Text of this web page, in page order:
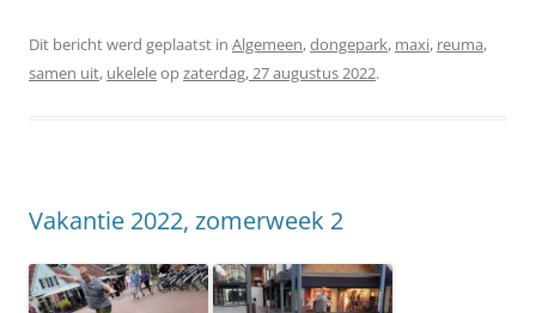
Dit bericht werd geplaatst in Algemeen,dongepark, maxi, reuma,
samen uit, ukeleleopzaterdag, 27 augustus 2022.
Vakantie 2022, zomerweek 2